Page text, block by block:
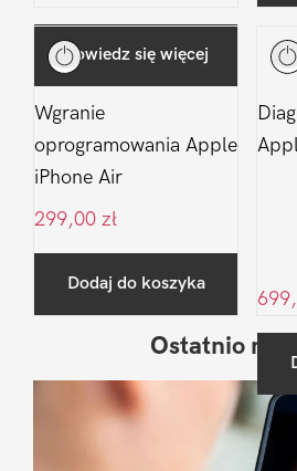
Dowiedz się więcej
Wgranie
oprogramowania Apple
iPhone Air
299,00 zł
Dodaj do koszyka
Sidebar
Ostatnio na